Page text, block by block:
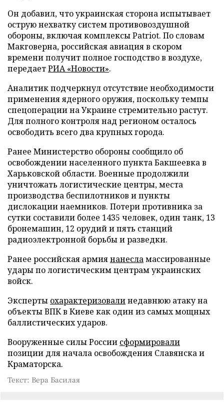
Он добавил, что украинская сторона испытывает
острую нехватку систем противовоздушной
обороны, включая комплексы Patriot. По словам
Макговерна, российская авиация в скором
времени получит полное господство в воздухе,
передаетРИА «Новости».
Аналитик подчеркнул отсутствие необходимости
применения ядерного оружия, поскольку темпы
спецоперации на Украине стремительно растут.
Для полного контроля над регионом осталось
освободить всего два крупных города.
Ранее Министерство обороны сообщило об
освобождении населенного пункта Бакшеевка в
Харьковской области. Военные продолжили
уничтожать логистические центры, места
производства беспилотников и пункты
дислокации наемников. Потери противника за
сутки составили более 1435 человек, один танк, 13
бронемашин, 12 орудий и пять станций
радиоэлектронной борьбы и разведки.
Ранее российская армиянанесламассированные
удары по логистическим центрам украинских
войск.
Эксперты охарактеризовалинедавнюю атаку на
объекты ВПК в Киеве как один из самых мощных
баллистических ударов.
Вооруженные силы России сформировали
позиции для начала освобождения Славянска и
Краматорска.
Текст: Вера Басилая